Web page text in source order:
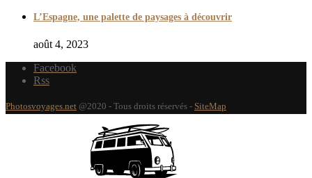
L’Espagne, une palette de paysages à découvrir
août 4, 2023
Facebook
Rss
Photosvoyages.net @2020 - Tous droits réservés - SiteMap